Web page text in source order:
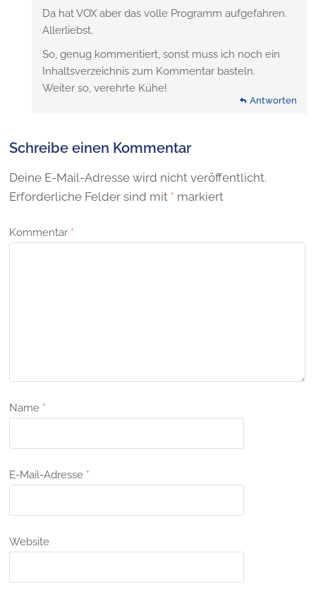
Da hat VOX aber das volle Programm aufgefahren.
Allerliebst.
So, genug kommentiert, sonst muss ich noch ein
Inhaltsverzeichnis zum Kommentar basteln.
Weiter so, verehrte Kühe!
Antworten
Schreibe einen Kommentar
Deine E-Mail-Adresse wird nicht veröffentlicht.
Erforderliche Felder sind mit * markiert
Kommentar *
Name *
E-Mail-Adresse *
Website